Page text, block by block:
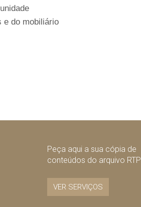
e do mobiliário
Peça aqui a sua cópia de
conteúdos do arquivo RTP
VER SERVIÇOS